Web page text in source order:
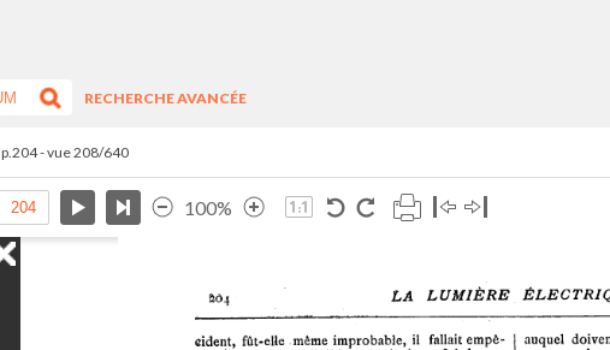
RECHERCHE AVANCÉE
p.204 - vue 208/640
100%